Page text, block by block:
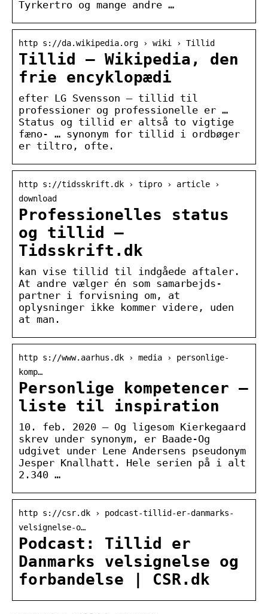
Tyrkertro og mange andre …
http s://da.wikipedia.org › wiki › Tillid
Tillid – Wikipedia, den
frie encyklopædi
efter LG Svensson — tillid til
professioner og professionelle er …
Status og tillid er altså to vigtige
fæno- … synonym for tillid i ordbøger
er tiltro, ofte.
http s://tidsskrift.dk › tipro › article ›
download
Professionelles status
og tillid –
Tidsskrift.dk
kan vise tillid til indgåede aftaler.
At andre vælger én som samarbejds-
partner i forvisning om, at
oplysninger ikke kommer videre, uden
at man.
http s://www.aarhus.dk › media › personlige-
komp…
Personlige kompetencer –
liste til inspiration
10. feb. 2020 — Og ligesom Kierkegaard
skrev under synonym, er Baade-Og
udgivet under Lene Andersens pseudonym
Jesper Knallhatt. Hele serien på i alt
2.340 …
http s://csr.dk › podcast-tillid-er-danmarks-
velsignelse-o…
Podcast: Tillid er
Danmarks velsignelse og
forbandelse | CSR.dk